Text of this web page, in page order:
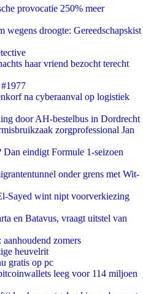
provocatie 250% meer
wegens droogte: Gereedschapskist
haar vriend bezocht terecht
na cyberaanval op logistiek
door AH-bestelbus in Dordrecht
zorgprofessional Jan
eindigt Formule 1-seizoen
onder grens met Wit-
Sayed wint nipt voorverkiezing
en Batavus, vraagt uitstel van
zomers
heuvelrit
gratis op pc
leeg voor 114 miljoen